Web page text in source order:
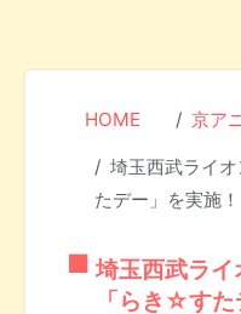
HOME 京ア
埼玉西武ライ
たデー」を実施！
埼玉西武ラ
「らき☆すた